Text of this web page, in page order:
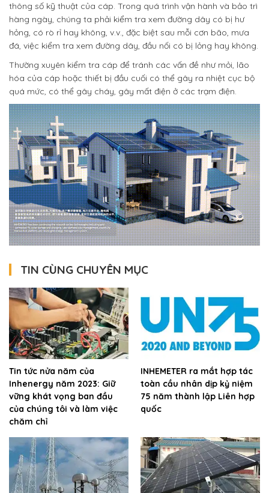
thông số kỹ thuật của cáp. Trong quá trình vận hành và bảo trì
hàng ngày, chúng ta phải kiểm tra xem đường dây có bị hư
hỏng, có rò rỉ hay không, v.v., đặc biệt sau mỗi cơn bão, mưa
đá, việc kiểm tra xem đường dây, đầu nối có bị lỏng hay không.
Thường xuyên kiểm tra cáp để tránh các vấn đề như mỏi, lão
hóa của cáp hoặc thiết bị đầu cuối có thể gây ra nhiệt cục bộ
quá mức, có thể gây cháy, gây mất điện ở các trạm điện.
TIN CÙNG CHUYÊN MỤC
Tin tức nửa năm của
Inhenergy năm 2023: Giữ
vững khát vọng ban đầu
của chúng tôi và làm việc
chăm chỉ
INHEMETER ra mắt hợp tác
toàn cầu nhân dịp kỷ niệm
75 năm thành lập Liên hợp
quốc